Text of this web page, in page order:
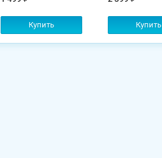
Купить Купить